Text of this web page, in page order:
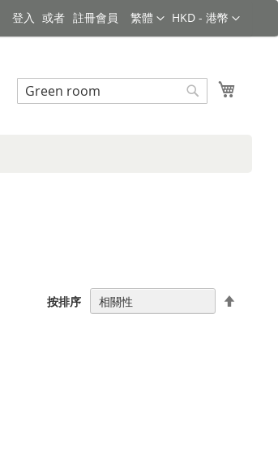
金額
HKD - 港幣
語言
繁體
登入 註冊會員
搜索
按排序